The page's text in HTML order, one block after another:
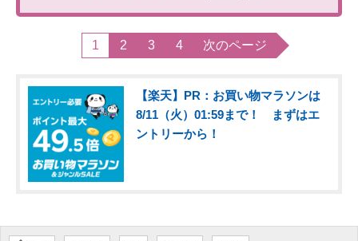
1 2 3 4 次のページ
【楽天】PR：お買い物マラソンは
8/11（火）01:59まで！ まずはエ
ントリーから！